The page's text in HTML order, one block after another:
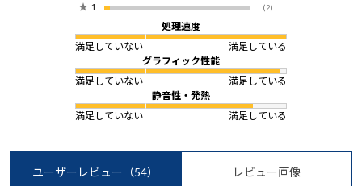
★ 1 (2)
処理速度
満足していない
満足している
グラフィック性能
満足していない
満足している
静音性・発熱
満足していない
満足している
ユーザーレビュー （54） レビュー画像